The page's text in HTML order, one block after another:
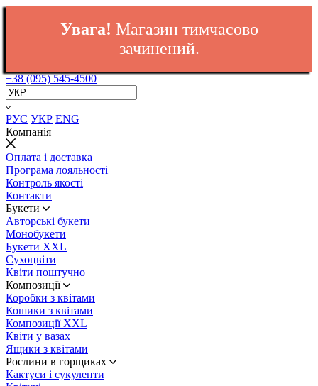
Увага! Магазин тимчасово
зачинений.
+38 (095) 545-4500
РУС УКР ENG
Компанія
Оплата і доставка
Програма лояльності
Контроль якості
Контакти
Букети
Авторські букети
Монобукети
Букети XXL
Cухоцвіти
Квіти поштучно
Композиції
Коробки з квітами
Кошики з квітами
Композиції XXL
Квіти у вазах
Ящики з квітами
Рослини в горщиках
Кактуси і сукуленти